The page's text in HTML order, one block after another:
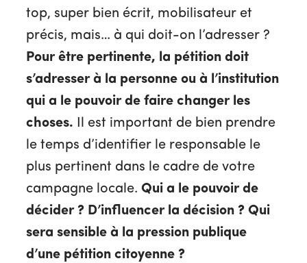
top, super bien écrit, mobilisateur et
précis, mais… à qui doit-on l’adresser ?
Pour être pertinente, la pétition doit
s’adresser à la personne ou à l’institution
qui a le pouvoir de faire changer les
choses. Il est important de bien prendre
le temps d’identifier le responsable le
plus pertinent dans le cadre de votre
campagne locale. Qui a le pouvoir de
décider ? D’influencer la décision ? Qui
sera sensible à la pression publique
d’une pétition citoyenne ?